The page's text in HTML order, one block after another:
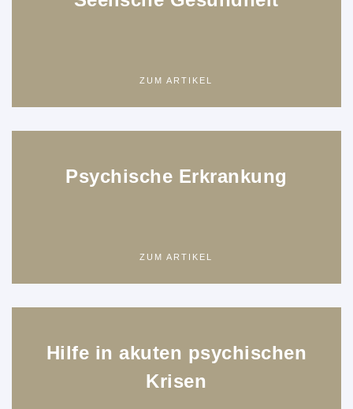
ZUM ARTIKEL
Psychische Erkrankung
ZUM ARTIKEL
Hilfe in akuten psychischen
Krisen